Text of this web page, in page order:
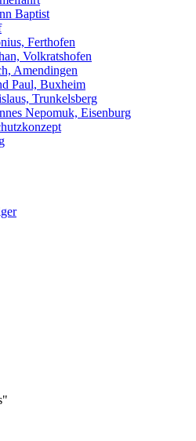
Baptist
Ferthofen
Volkratshofen
Amendingen
Paul, Buxheim
Trunkelsberg
Nepomuk, Eisenburg